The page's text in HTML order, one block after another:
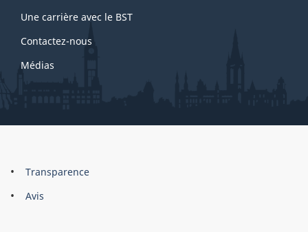
Une carrière avec le BST
Contactez-nous
Médias
About
this
Brand
Transparence
Avis